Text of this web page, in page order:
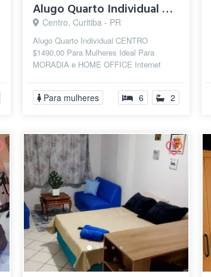
Alugo Quarto Individual CENTRO $1490,00
Centro, Curitiba - PR
Alugo Quarto Individual CENTRO
$1490,00 Para Mulheres Ideal Para
MORADIA e HOME OFFICE Internet
Mesh em Todos os...
Para mulheres 6 2